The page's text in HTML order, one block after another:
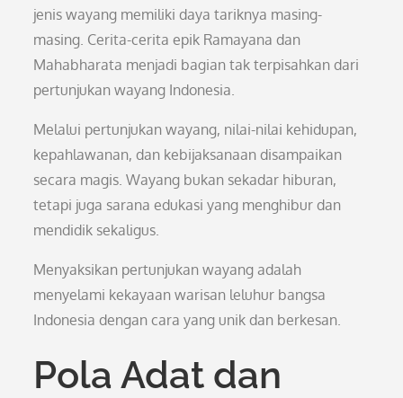
jenis wayang memiliki daya tariknya masing-
masing. Cerita-cerita epik Ramayana dan
Mahabharata menjadi bagian tak terpisahkan dari
pertunjukan wayang Indonesia.
Melalui pertunjukan wayang, nilai-nilai kehidupan,
kepahlawanan, dan kebijaksanaan disampaikan
secara magis. Wayang bukan sekadar hiburan,
tetapi juga sarana edukasi yang menghibur dan
mendidik sekaligus.
Menyaksikan pertunjukan wayang adalah
menyelami kekayaan warisan leluhur bangsa
Indonesia dengan cara yang unik dan berkesan.
Pola Adat dan